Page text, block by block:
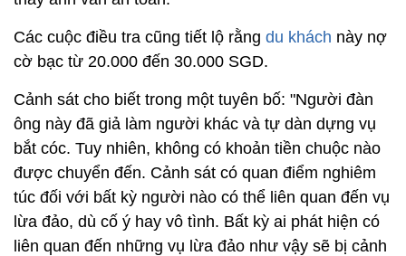
Các cuộc điều tra cũng tiết lộ rằng du khách này nợ
cờ bạc từ 20.000 đến 30.000 SGD.
Cảnh sát cho biết trong một tuyên bố: "Người đàn
ông này đã giả làm người khác và tự dàn dựng vụ
bắt cóc. Tuy nhiên, không có khoản tiền chuộc nào
được chuyển đến. Cảnh sát có quan điểm nghiêm
túc đối với bất kỳ người nào có thể liên quan đến vụ
lừa đảo, dù cố ý hay vô tình. Bất kỳ ai phát hiện có
liên quan đến những vụ lừa đảo như vậy sẽ bị cảnh